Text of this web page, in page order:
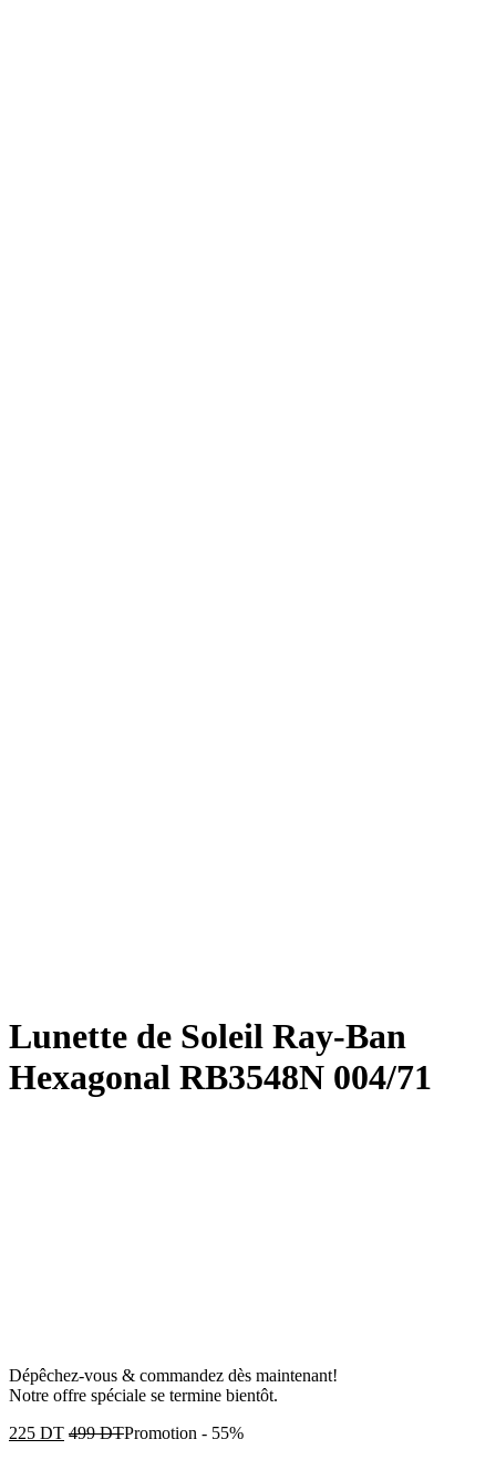
Lunette de Soleil Ray-Ban
Hexagonal RB3548N 004/71
Dépêchez-vous & commandez dès maintenant!
Notre offre spéciale se termine bientôt.
225 DT 499DTPromotion - 55%